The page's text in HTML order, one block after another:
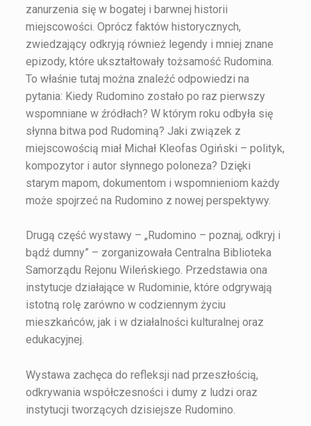
zanurzenia się w bogatej i barwnej historii
miejscowości. Oprócz faktów historycznych,
zwiedzający odkryją również legendy i mniej znane
epizody, które ukształtowały tożsamość Rudomina.
To właśnie tutaj można znaleźć odpowiedzi na
pytania: Kiedy Rudomino zostało po raz pierwszy
wspomniane w źródłach? W którym roku odbyła się
słynna bitwa pod Rudominą? Jaki związek z
miejscowością miał Michał Kleofas Ogiński – polityk,
kompozytor i autor słynnego poloneza? Dzięki
starym mapom, dokumentom i wspomnieniom każdy
może spojrzeć na Rudomino z nowej perspektywy.
Drugą część wystawy – „Rudomino – poznaj, odkryj i
bądź dumny” – zorganizowała Centralna Biblioteka
Samorządu Rejonu Wileńskiego. Przedstawia ona
instytucje działające w Rudominie, które odgrywają
istotną rolę zarówno w codziennym życiu
mieszkańców, jak i w działalności kulturalnej oraz
edukacyjnej.
Wystawa zachęca do refleksji nad przeszłością,
odkrywania współczesności i dumy z ludzi oraz
instytucji tworzących dzisiejsze Rudomino.